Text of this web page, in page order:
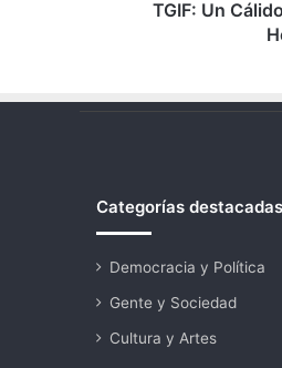
TGIF: Un
Categorías destacadas
Democracia y Política
Gente y Sociedad
Cultura y Artes